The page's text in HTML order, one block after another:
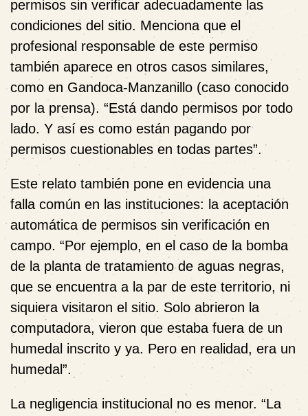
permisos sin verificar adecuadamente las
condiciones del sitio. Menciona que el
profesional responsable de este permiso
también aparece en otros casos similares,
como en Gandoca-Manzanillo (caso conocido
por la prensa). “Está dando permisos por todo
lado. Y así es como están pagando por
permisos cuestionables en todas partes”.
Este relato también pone en evidencia una
falla común en las instituciones: la aceptación
automática de permisos sin verificación en
campo. “Por ejemplo, en el caso de la bomba
de la planta de tratamiento de aguas negras,
que se encuentra a la par de este territorio, ni
siquiera visitaron el sitio. Solo abrieron la
computadora, vieron que estaba fuera de un
humedal inscrito y ya. Pero en realidad, era un
humedal”.
La negligencia institucional no es menor. “La